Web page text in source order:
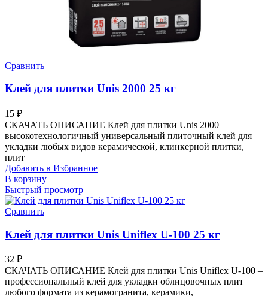
Сравнить
Клей для плитки Unis 2000 25 кг
15 ₽
СКАЧАТЬ ОПИСАНИЕ Клей для плитки Unis 2000 –
высокотехнологичный универсальный плиточный клей для
укладки любых видов керамической, клинкерной плитки,
плит
Добавить в Избранное
В корзину
Быстрый просмотр
Сравнить
Клей для плитки Unis Uniflex U-100 25 кг
32 ₽
СКАЧАТЬ ОПИСАНИЕ Клей для плитки Unis Uniflex U-100 –
профессиональный клей для укладки облицовочных плит
любого формата из керамогранита, керамики,